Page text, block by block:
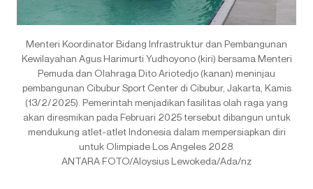
Menteri Koordinator Bidang Infrastruktur dan Pembangunan
Kewilayahan Agus Harimurti Yudhoyono (kiri) bersama Menteri
Pemuda dan Olahraga Dito Ariotedjo (kanan) meninjau
pembangunan Cibubur Sport Center di Cibubur, Jakarta, Kamis
(13/2/2025). Pemerintah menjadikan fasilitas olah raga yang
akan diresmikan pada Februari 2025 tersebut dibangun untuk
mendukung atlet-atlet Indonesia dalam mempersiapkan diri
untuk Olimpiade Los Angeles 2028.
ANTARA FOTO/Aloysius Lewokeda/Ada/nz